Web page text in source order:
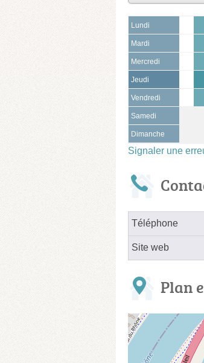
Lundi
Mardi
Mercredi
Jeudi
Vendredi
Samedi
Dimanche
Signaler une
Téléphone
Site web
Plan